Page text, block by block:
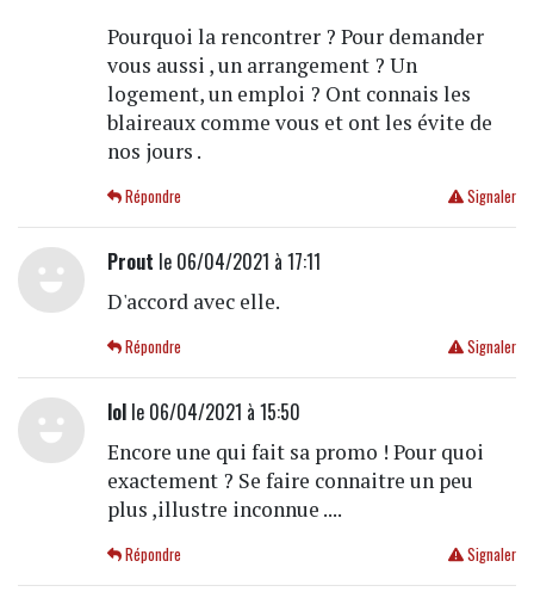
Pourquoi la rencontrer ? Pour demander
vous aussi , un arrangement ? Un
logement, un emploi ? Ont connais les
blaireaux comme vous et ont les évite de
nos jours .
Signaler
Répondre
Prout le 06/04/2021 à 17:11
D'accord avec elle.
Signaler
Répondre
lolle 06/04/2021 à 15:50
Encore une qui fait sa promo ! Pour quoi
exactement ? Se faire connaitre un peu
plus ,illustre inconnue ....
Signaler
Répondre